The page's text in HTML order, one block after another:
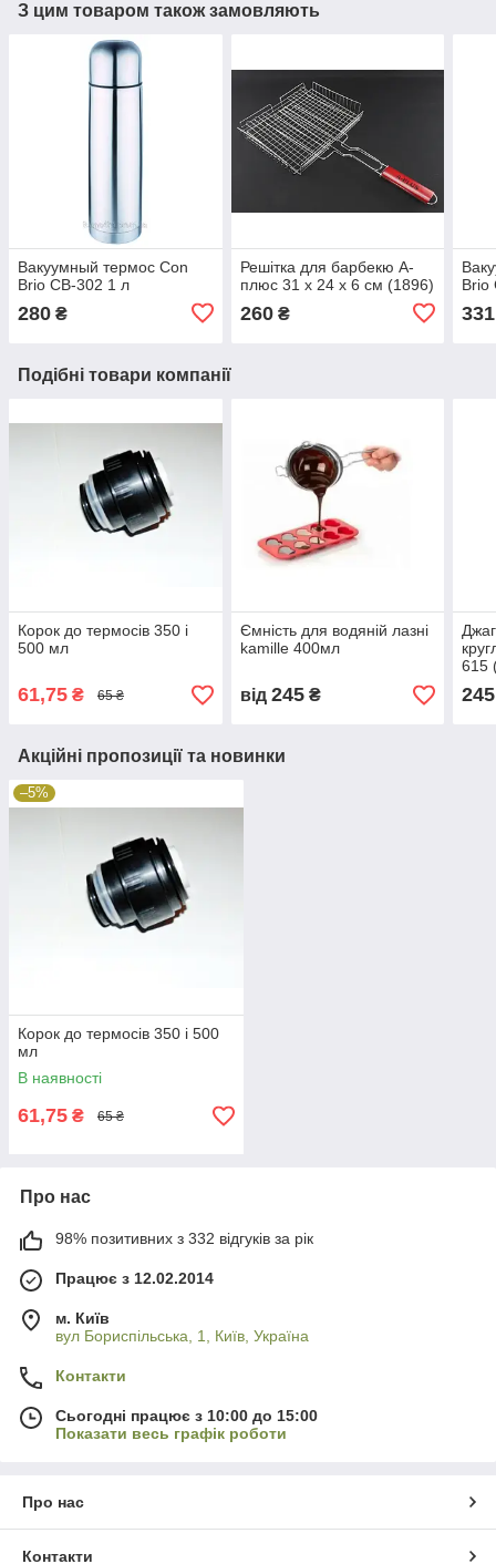
З цим товаром також замовляють
Вакуумный термос Con
Brio CB-302 1 л
280 ₴
Решітка для барбекю А-
плюс 31 х 24 х 6 см (1896)
260₴
Brio
Подібні товари компанії
Корок до термосів 350 і
500 мл
61,75 ₴ 65 ₴
Ємність для водяній лазні
kamille 400мл
від 245₴
615
245
Акційні пропозиції та новинки
–5%
Корок до термосів 350 і 500
мл
В наявності
61,75 ₴ 65 ₴
Про нас
98% позитивних з 332 відгуків за рік
Працює з 12.02.2014
м. Київ
вул Бориспільська, 1, Київ, Україна
Контакти
Сьогодні працює з 10:00 до 15:00
Показати весь графік роботи
Про нас
Контакти